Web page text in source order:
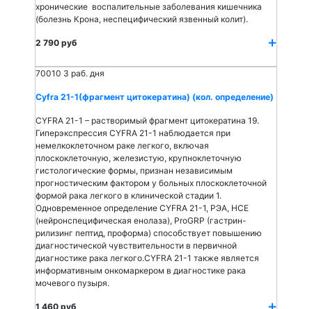
хронические воспалительные заболевания кишечника
(болезнь Крона, неспецифический язвенный колит).
2 790 руб
70010 3 раб. дня
Cyfra 21-1(фрагмент цитокератина) (кол. определение)
CYFRA 21-1 – растворимый фрагмент цитокератина 19.
Гиперэкспрессия CYFRA 21-1 наблюдается при
немелкоклеточном раке легкого, включая
плоскоклеточную, железистую, крупноклеточную
гистологические формы, признан независимым
прогностическим фактором у больных плоскоклеточной
формой рака легкого в клинической стадии 1.
Одновременное определение CYFRA 21-1, РЭА, НСЕ
(нейронспецифическая енолаза), ProGRP (гастрин-
рилизинг пептид, проформа) способствует повышению
диагностической чувствительности в первичной
диагностике рака легкого.CYFRA 21-1 также является
информативным онкомаркером в диагностике рака
мочевого пузыря.
1 460 руб